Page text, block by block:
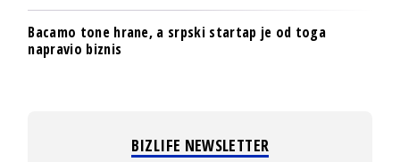
Bacamo tone hrane, a srpski startap je od toga
napravio biznis
BIZLIFE NEWSLETTER